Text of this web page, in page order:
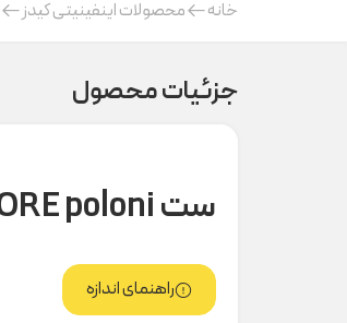
خانه محصولات اینفینیتی کیدز
جزئیات محصول
ست EXPLORE poloni کد H000332
راهنمای اندازه